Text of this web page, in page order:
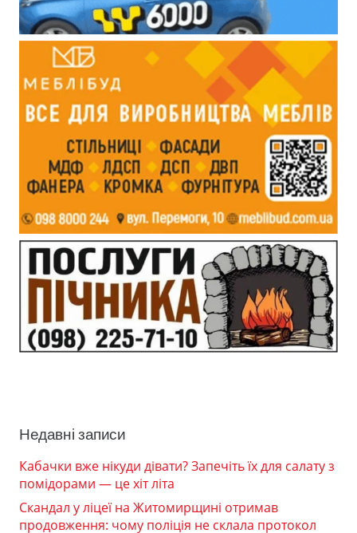
Недавні записи
Кабачки вже нікуди дівати? Запечіть їх для салату з
помідорами — це хіт літа
Скандал у ліцеї на Житомирщині отримав
продовження: чому поліція не склала протокол